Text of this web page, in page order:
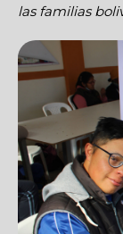
las familias